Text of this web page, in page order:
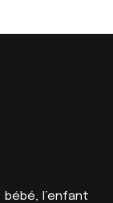
l’enfant